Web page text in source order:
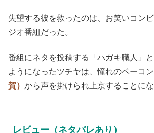
失望する彼を救ったのは、お笑いコン
ジオ番組だった。
番組にネタを投稿する「ハガキ職人」
ようになったツチヤは、憧れのベーコ
賀） から声を掛けられ上京することにな